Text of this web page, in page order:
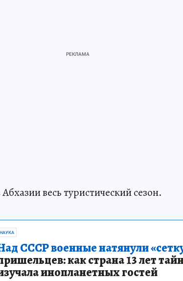
весь туристический сезон.
НАУКА
СССР военные натянули
как страна 13 лет
инопланетных гостей